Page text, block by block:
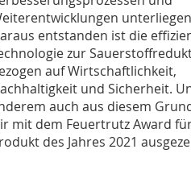
entstanden ist die
zur
auf Wirtschaftlichkeit,
und Sicherheit.
auch aus diesem
mit dem Feuertrutz Award
des Jahres 2021